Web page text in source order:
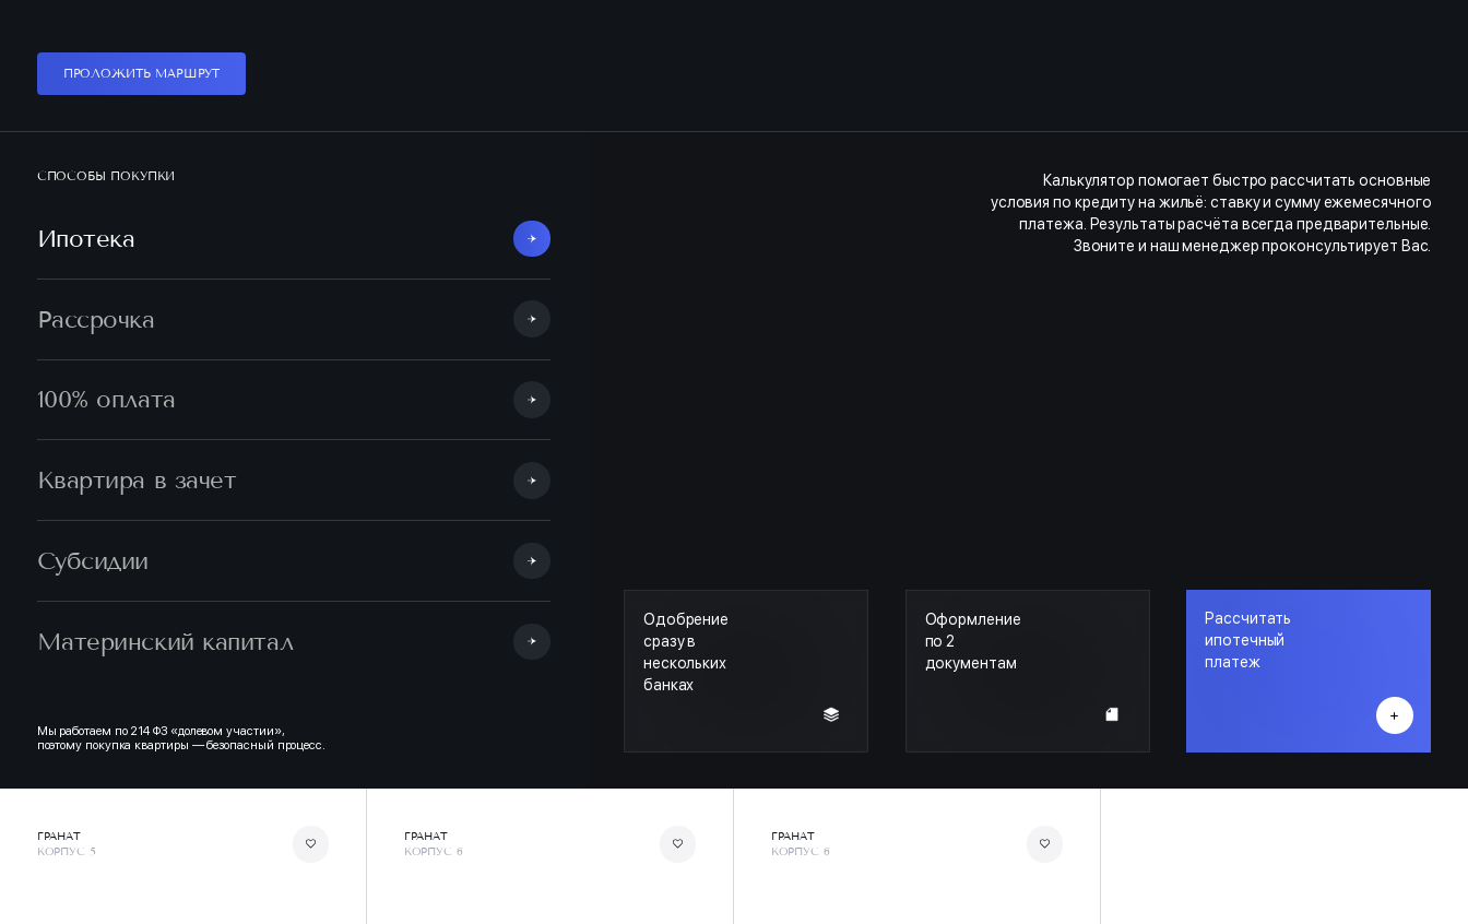
ПРОЛОЖИТЬ МАРШРУТ
СПОСОБЫ ПОКУПКИ
Ипотека
Рассрочка
100% оплата
Квартира в зачет
Субсидии
Материнский капитал
Мы работаем по 214 ФЗ «долевом участии»,
поэтому покупка квартиры — безопасный процесс.
Калькулятор помогает быстро рассчитать основные
условия по кредиту на жильё: ставку и сумму ежемесячного
платежа. Результаты расчёта всегда предварительные.
Звоните и наш менеджер проконсультирует Вас.
Одобрение
сразу в
нескольких
банках
Оформление
по 2
документам
Рассчитать
ипотечный
платеж
ГРАНАТ
КОРПУС 5
ГРАНАТ
КОРПУС 6
ГРАНАТ
КОРПУС 6